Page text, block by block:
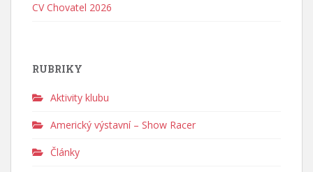
CV Chovatel 2026
RUBRIKY
Aktivity klubu
Americký výstavní – Show Racer
Články